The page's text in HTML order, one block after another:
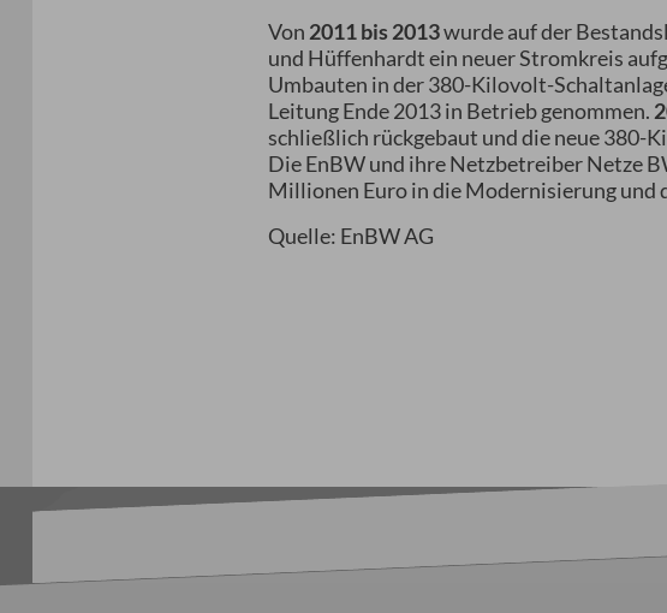
Von 2011 bis 2013wurde auf der
und Hüffenhardt ein neuer Stromkreis
Umbauten in der 380-Kilovolt-
Leitung Ende 2013 in Betrieb genommen.
schließlich rückgebaut und die neue 380-
Die EnBW und ihre Netzbetreiber Netze
Millionen Euro in die Modernisierung und
Quelle: EnBW AG